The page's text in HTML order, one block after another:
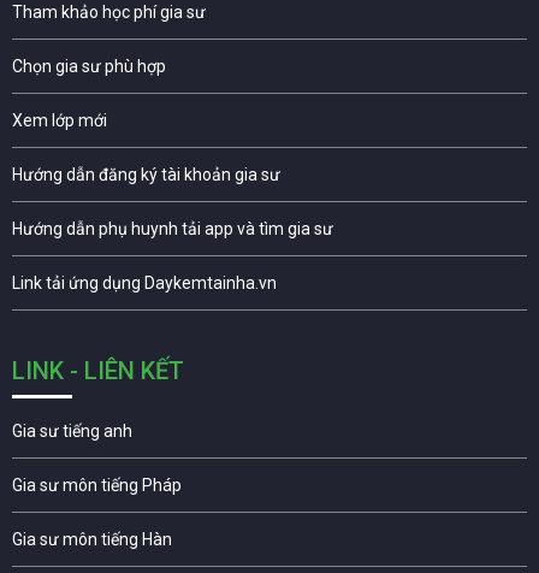
Tham khảo học phí gia sư
Chọn gia sư phù hợp
Xem lớp mới
Hướng dẫn đăng ký tài khoản gia sư
Hướng dẫn phụ huynh tải app và tìm gia sư
Link tải ứng dụng Daykemtainha.vn
LINK - LIÊN KẾT
Gia sư tiếng anh
Gia sư môn tiếng Pháp
Gia sư môn tiếng Hàn